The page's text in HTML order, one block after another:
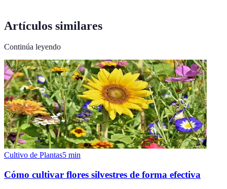
Artículos similares
Continúa leyendo
Cultivo de Plantas5 min
Cómo cultivar flores silvestres de forma efectiva